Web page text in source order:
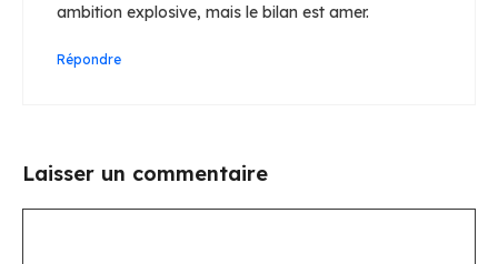
ambition explosive, mais le bilan est amer.
Répondre
Laisser un commentaire